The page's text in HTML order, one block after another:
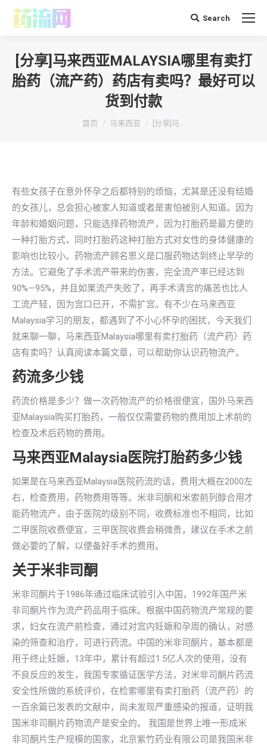
搜 Search
[分享]马来西亚MALAYSIA哪里有卖打
胎药（流产药）药店有卖吗？最好可以
货到付款
你在这里：
首页 马来西亚 [分享]马…
有些女孩子在意外怀孕之后都特别的烦恼，尤其是还没有结婚
的女孩儿，总会担心被家人知道或者是害怕被别人知道。因为
年龄和婚姻问题，只能选择药物流产，因为打胎药是最方便的
一种打胎方式，同时打胎药这种打胎方式对女性的身体健康的
影响也比较小。药物流产顾名思义是口服药物达到终止早孕的
方法。它避免了手术流产带来的伤害，完全流产率已经达到
90%—95%，并且如果流产失败了，再手术清宫的痛苦也比人
工流产轻，因为宫口已开，不需扩宫。有不少在马来西亚
Malaysia学习的朋友，都遇到了不小心怀孕的困扰，今天我们
就来聊一聊，马来西亚Malaysia哪里有卖打胎药（流产药）药
店有卖吗？认真阅读本篇文章，可以帮助你认识药物流产。
药流多少钱
药流价格是多少？做一次药物流产的价格很便宜，国外马来西
亚Malaysia购买打胎药，一般仅仅需要药物的费用加上术前的
检查及术后药物的费用。
马来西亚Malaysia医院打胎药多少钱
如果是在马来西亚Malaysia医院药流的话，费用大概在2000左
右，检查费用，药物费用等等。米非司酮和米索前列醇合用才
能药物流产，由于医院的级别不同，收费标准也不相同，比如
二甲医院收费便宜，三甲医院收费会稍微贵，建议在手术之前
做必要的了解，以便备好手术的费用。
关于米非司酮
米非司酮片于1986年通过临床试验引入中国，1992年国产米
非司酮片作为流产药品用于临床。根据中国药物流产常规的要
求，妇女在流产前检查，通过对宫内妊娠和孕周的确认，对感
染的筛查和治疗，可进行药流。中国的米非司酮片，基本都是
用于终止妊娠，13年中，累计有超过1.5亿人次的使用，没有
不良反应的发生，我国专家循证医学方法，对米非司酮片药流
安全性所做的系统评价，在检索哪里有卖打胎药（流产药）的
一百余篇已发表的文献中，尚未发现严重感染的报道，证明我
国米非司酮片药物流产是安全的。 我国是世界上唯一形成米
非司酮片生产规模的国家，北京紫竹药业有限公司是我国米非